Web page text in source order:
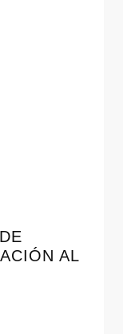
AL